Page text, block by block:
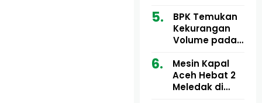
Miliar Tuai
Sorotan, Publik
Pertanyakan
Anggaran
BPK Temukan
Kekurangan
Volume pada
Aceh Utara
Tahun 2024,
Pengembalian
Mesin Kapal
Aceh Hebat 2
Meledak di